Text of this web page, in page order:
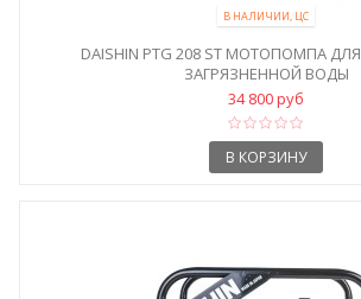
В НАЛИЧИИ, ЦС
DAISHIN PTG 208 ST МОТОПОМПА
ЗАГРЯЗНЕННОЙ ВОДЫ
34 800 руб
В КОРЗИНУ